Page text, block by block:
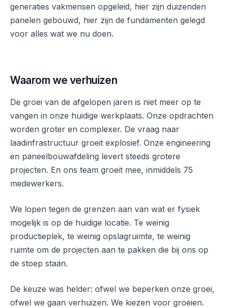
generaties vakmensen opgeleid, hier zijn duizenden
panelen gebouwd, hier zijn de fundamenten gelegd
voor alles wat we nu doen.
Waarom we verhuizen
De groei van de afgelopen jaren is niet meer op te
vangen in onze huidige werkplaats. Onze opdrachten
worden groter en complexer. De vraag naar
laadinfrastructuur groeit explosief. Onze engineering
en paneelbouwafdeling levert steeds grotere
projecten. En ons team groeit mee, inmiddels 75
medewerkers.
We lopen tegen de grenzen aan van wat er fysiek
mogelijk is op de huidige locatie. Te weinig
productieplek, te weinig opslagruimte, te weinig
ruimte om de projecten aan te pakken die bij ons op
de stoep staan.
De keuze was helder: ofwel we beperken onze groei,
ofwel we gaan verhuizen. We kiezen voor groeien.